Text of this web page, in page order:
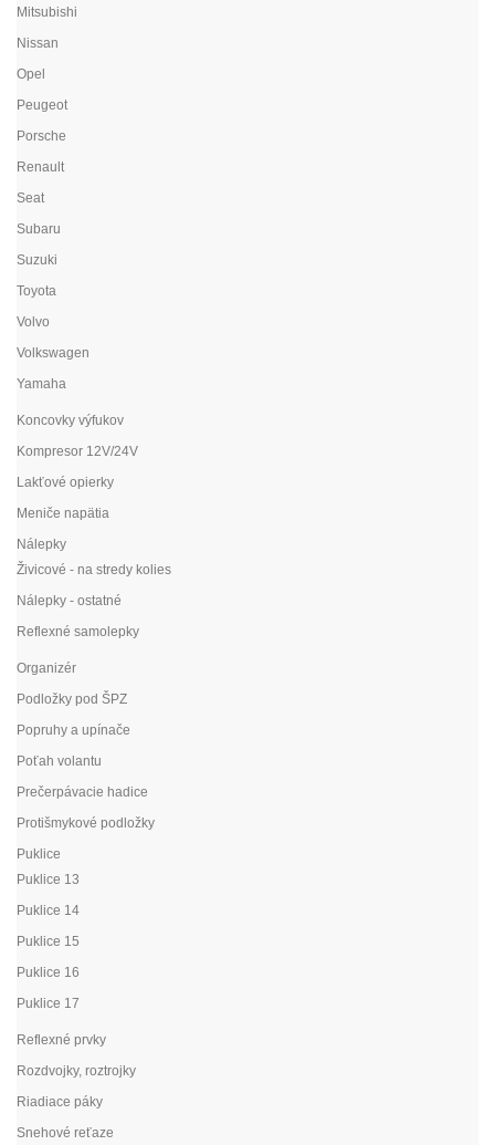
Mitsubishi
Nissan
Opel
Peugeot
Porsche
Renault
Seat
Subaru
Suzuki
Toyota
Volvo
Volkswagen
Yamaha
Koncovky výfukov
Kompresor 12V/24V
Lakťové opierky
Meniče napätia
Nálepky
Živicové - na stredy kolies
Nálepky - ostatné
Reflexné samolepky
Organizér
Podložky pod ŠPZ
Popruhy a upínače
Poťah volantu
Prečerpávacie hadice
Protišmykové podložky
Puklice
Puklice 13
Puklice 14
Puklice 15
Puklice 16
Puklice 17
Reflexné prvky
Rozdvojky, roztrojky
Riadiace páky
Snehové reťaze